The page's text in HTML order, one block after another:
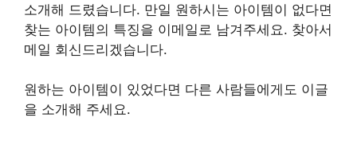
소개해 드렸습니다. 만일 원하시는 아이템이 없다면
찾는 아이템의 특징을 이메일로 남겨주세요. 찾아서
메일 회신드리겠습니다.
원하는 아이템이 있었다면 다른 사람들에게도 이글
을 소개해 주세요.